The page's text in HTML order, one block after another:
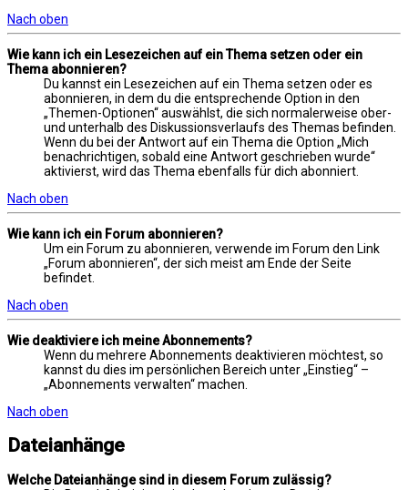
Nach oben
Wie kann ich ein Lesezeichen auf ein Thema setzen oder ein
Thema abonnieren?
Du kannst ein Lesezeichen auf ein Thema setzen oder es
abonnieren, in dem du die entsprechende Option in den
„Themen-Optionen“ auswählst, die sich normalerweise ober-
und unterhalb des Diskussionsverlaufs des Themas befinden.
Wenn du bei der Antwort auf ein Thema die Option „Mich
benachrichtigen, sobald eine Antwort geschrieben wurde“
aktivierst, wird das Thema ebenfalls für dich abonniert.
Nach oben
Wie kann ich ein Forum abonnieren?
Um ein Forum zu abonnieren, verwende im Forum den Link
„Forum abonnieren“, der sich meist am Ende der Seite
befindet.
Nach oben
Wie deaktiviere ich meine Abonnements?
Wenn du mehrere Abonnements deaktivieren möchtest, so
kannst du dies im persönlichen Bereich unter „Einstieg“ –
„Abonnements verwalten“ machen.
Nach oben
Dateianhänge
Welche Dateianhänge sind in diesem Forum zulässig?